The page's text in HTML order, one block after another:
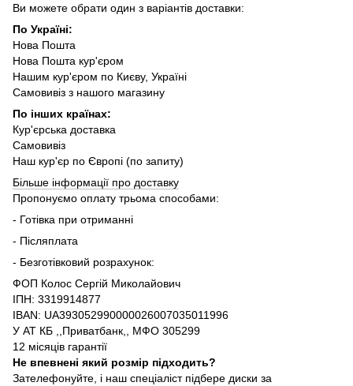
Ви можете обрати один з варіантів доставки:
По Україні:
Нова Пошта
Нова Пошта кур'єром
Нашим кур'єром по Києву, Україні
Самовивіз з нашого магазину
По інших країнах:
Кур'єрська доставка
Самовивіз
Наш кур'єр по Європі (по запиту)
Більше інформації про доставку
Пропонуємо оплату трьома способами:
- Готівка при отриманні
- Післяплата
- Безготівковий розрахунок:
ФОП Колос Сергій Миколайович
ІПН: 3319914877
IBAN: UA393052990000026007035011996
У АТ КБ ,,Приватбанк,, МФО 305299
12 місяців гарантії
Не впевнені який розмір підходить?
Зателефонуйте, і наш спеціаліст підбере диски за